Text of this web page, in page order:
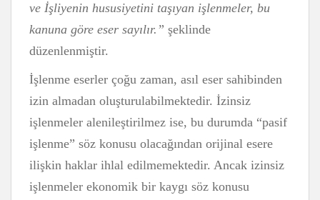
ve İşliyenin hususiyetini taşıyan işlenmeler, bu
kanuna göre eser sayılır.” şeklinde
düzenlenmiştir.
İşlenme eserler çoğu zaman, asıl eser sahibinden
izin almadan oluşturulabilmektedir. İzinsiz
işlenmeler alenileştirilmez ise, bu durumda “pasif
işlenme” söz konusu olacağından orijinal esere
ilişkin haklar ihlal edilmemektedir. Ancak izinsiz
işlenmeler ekonomik bir kaygı söz konusu